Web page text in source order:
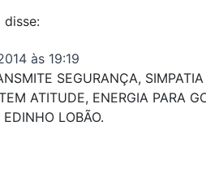
disse:
às 19:19
SEGURANÇA,
ATITUDE, ENERGIA PARA
LOBÃO.